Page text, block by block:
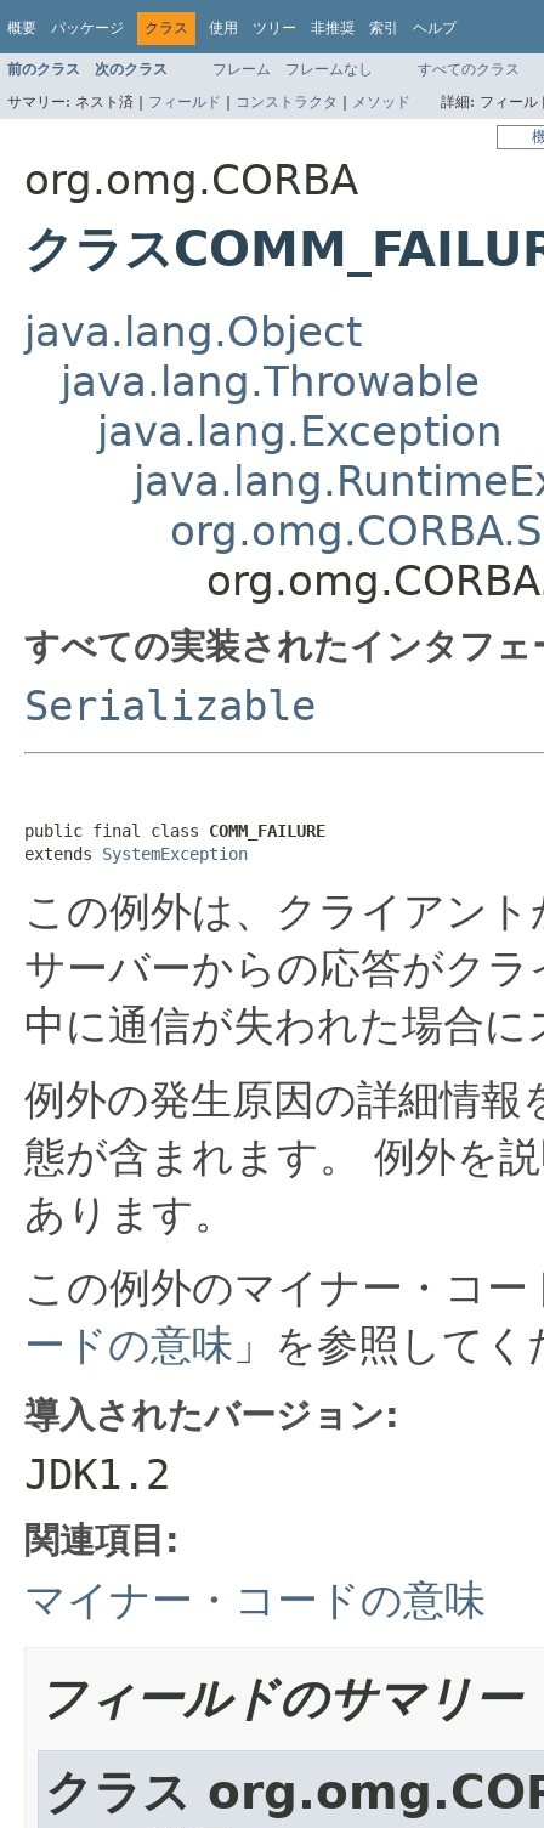
概要 パッケージ クラス 使用 ツリー 非推奨 索引 ヘルプ
前のクラス 次のクラス フレーム フレームなし
すべてのクラス
サマリー: ネスト済 | フィールド | コンストラクタ | メソッド 詳細: フィー
org.omg.CORBA
クラス
java.lang.Object
java.lang.Throwable
java.lang.Exception
すべての実装されたインタフ
Serializable
public final class COMM_FAILURE
extends SystemException
この例外は、クライアン
サーバーからの応答がク
中に通信が失われた場合
例外の発生原因の詳細情
態が含まれます。
例外を
あります。
この例外のマイナー・コ
ードの意味 」を参照して
導入されたバージョン:
JDK1.2
関連項目:
マイナー・コードの意味
フィールドのサマリー
クラス